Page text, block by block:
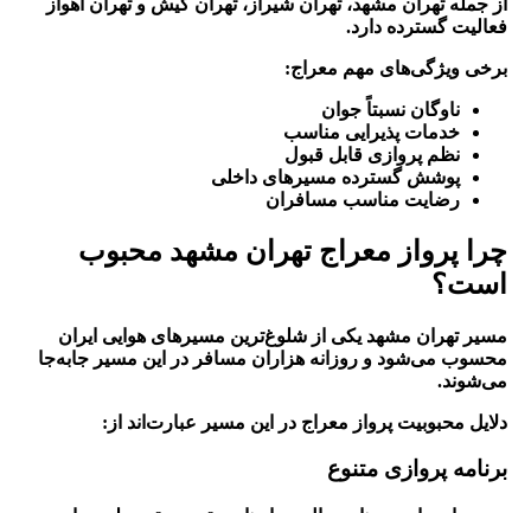
از جمله تهران مشهد، تهران شیراز، تهران کیش و تهران اهواز
فعالیت گسترده دارد.
برخی ویژگی‌های مهم معراج:
ناوگان نسبتاً جوان
خدمات پذیرایی مناسب
نظم پروازی قابل قبول
پوشش گسترده مسیرهای داخلی
رضایت مناسب مسافران
چرا پرواز معراج تهران مشهد محبوب
است؟
مسیر تهران مشهد یکی از شلوغ‌ترین مسیرهای هوایی ایران
محسوب می‌شود و روزانه هزاران مسافر در این مسیر جابه‌جا
می‌شوند.
دلایل محبوبیت پرواز معراج در این مسیر عبارت‌اند از:
برنامه پروازی متنوع